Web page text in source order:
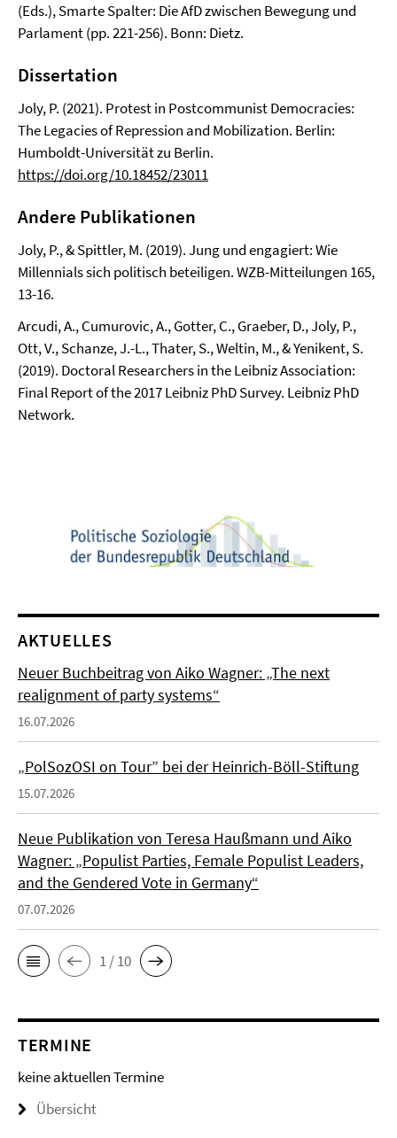
(Eds.), Smarte Spalter: Die AfD zwischen Bewegung und
Parlament (pp. 221-256). Bonn: Dietz.
Dissertation
Joly, P. (2021). Protest in Postcommunist Democracies:
The Legacies of Repression and Mobilization. Berlin:
Humboldt-Universität zu Berlin.
https://doi.org/10.18452/23011
Andere Publikationen
Joly, P., & Spittler, M. (2019). Jung und engagiert: Wie
Millennials sich politisch beteiligen. WZB-Mitteilungen 165,
13-16.
Arcudi, A., Cumurovic, A., Gotter, C., Graeber, D., Joly, P.,
Ott, V., Schanze, J.-L., Thater, S., Weltin, M., & Yenikent, S.
(2019). Doctoral Researchers in the Leibniz Association:
Final Report of the 2017 Leibniz PhD Survey. Leibniz PhD
Network.
AKTUELLES
Neuer Buchbeitrag von Aiko Wagner: „The next
realignment of party systems“
16.07.2026
„PolSozOSI on Tour” bei der Heinrich-Böll-Stiftung
15.07.2026
Neue Publikation von Teresa Haußmann und Aiko
Wagner: „Populist Parties, Female Populist Leaders,
and the Gendered Vote in Germany“
07.07.2026
1 / 10
TERMINE
keine aktuellen Termine
Übersicht